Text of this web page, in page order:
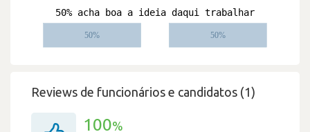
Reviews de funcionários e candidatos (1)
100%